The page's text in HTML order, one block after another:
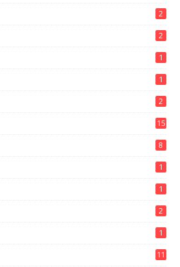
2
2
1
1
2
15
8
1
1
2
1
11